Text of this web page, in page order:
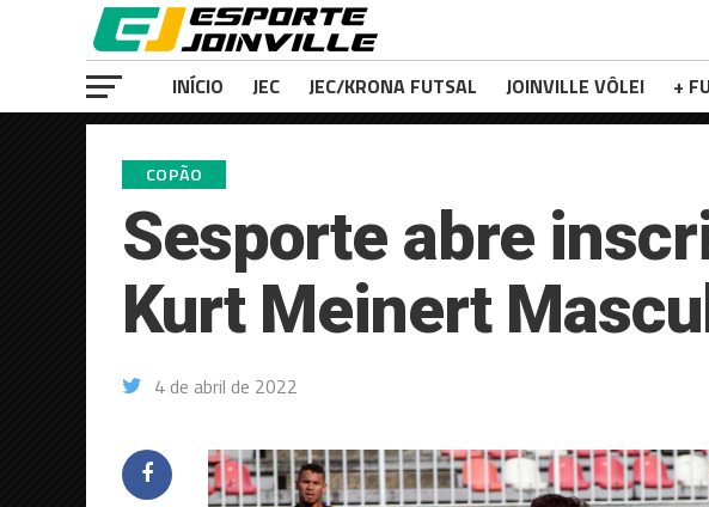
INÍCIO JEC JEC/KRONA FUTSAL JOINVILLE VÔLEI +
COPÃO
Sesporte abre
Kurt Meinert
4 de abril de 2022